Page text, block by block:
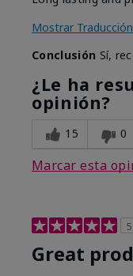
Mostrar Traducción
Conclusión Sí,
¿Le ha
opinión?
15 0
Marcar esta
5
Great